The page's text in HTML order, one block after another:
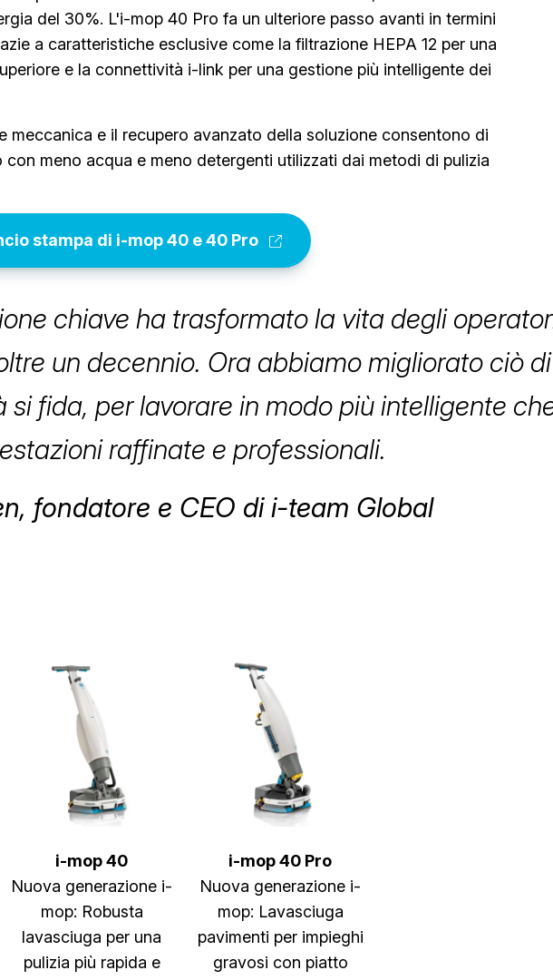
del 30%. L'i-mop 40 Pro fa un ulteriore passo avanti in termini
a caratteristiche esclusive come la filtrazione HEPA 12 per una
e la connettività i-link per una gestione più intelligente dei
meccanica e il recupero avanzato della soluzione consentono di
con meno acqua e meno detergenti utilizzati dai metodi di pulizia
stampa di i-mop 40 e 40 Pro
chiave ha trasformato la vita degli
un decennio. Ora abbiamo migliorato ciò di
si fida, per lavorare in modo più intelligente
raffinate e professionali.
fondatore e CEO di i-team Global
i-mop 40
Nuova generazione i-
mop: Robusta
lavasciuga per una
pulizia più rapida e
i-mop 40 Pro
Nuova generazione i-
mop: Lavasciuga
pavimenti per impieghi
gravosi con piatto